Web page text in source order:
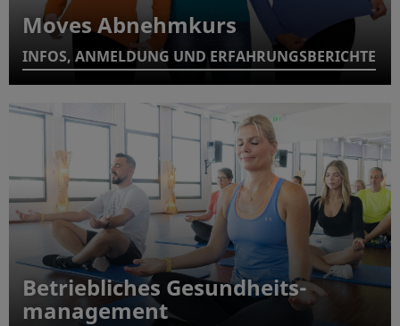
Moves Abnehmkurs
INFOS, ANMELDUNG UND ERFAHRUNGSBERICHTE
Betriebliches Gesundheits-
management